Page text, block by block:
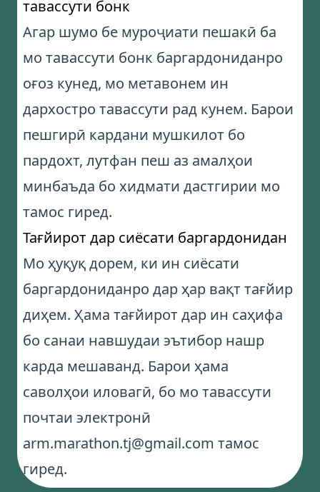
тавассути бонк
Агар шумо бе муроҷиати пешакӣ ба
мо тавассути бонк баргардониданро
оғоз кунед, мо метавонем ин
дархостро тавассути рад кунем. Барои
пешгирӣ кардани мушкилот бо
пардохт, лутфан пеш аз амалҳои
минбаъда бо хидмати дастгирии мо
тамос гиред.
Тағйирот дар сиёсати баргардонидан
Мо ҳуқуқ дорем, ки ин сиёсати
баргардониданро дар ҳар вақт тағйир
диҳем. Ҳама тағйирот дар ин саҳифа
бо санаи навшудаи эътибор нашр
карда мешаванд. Барои ҳама
саволҳои иловагӣ, бо мо тавассути
почтаи электронӣ
arm.marathon.tj@gmail.com тамос
гиред.